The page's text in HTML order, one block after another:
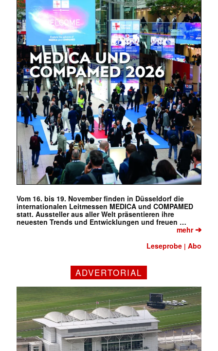
Vom 16. bis 19. November finden in Düsseldorf die
internationalen Leitmessen MEDICA und COMPAMED
statt. Aussteller aus aller Welt präsentieren ihre
neuesten Trends und Entwicklungen und freuen …
mehr➔
Leseprobe |Abo
ADVERTORIAL